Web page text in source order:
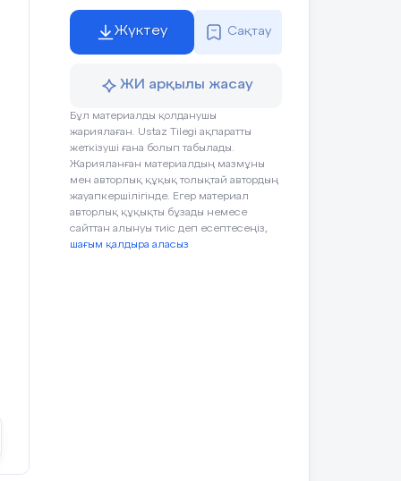
Жүктеу Сақтау
ЖИ арқылы жасау
Бұл материалды қолданушы
жариялаған. Ustaz Tilegi ақпаратты
жеткізуші ғана болып табылады.
Жарияланған материалдың мазмұны
мен авторлық құқық толықтай автордың
жауапкершілігінде. Егер материал
авторлық құқықты бұзады немесе
сайттан алынуы тиіс деп есептесеңіз,
шағым қалдыра аласыз